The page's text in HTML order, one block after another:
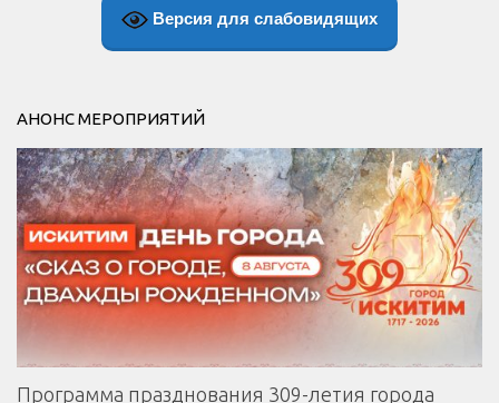
Версия для слабовидящих
АНОНС МЕРОПРИЯТИЙ
Программа празднования 309-летия города